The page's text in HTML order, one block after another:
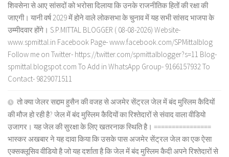
शिवसेना से आए सांसदों को भरोसा दिलाया कि उनके राजनीतिक हितों की रक्षा की
जाएगी। यानी वर्ष 2029 में होने वाले लोकसभा के चुनाव में यह सभी सांसद भाजपा के
उम्मीदवार होंगे। S.P.MITTAL BLOGGER ( 08-08-2026) Website-
www.spmittal.in Facebook Page- www.facebook.com/SPMittalblog
Follow me on Twitter- https://twitter.com/spmittalblogger?s=11 Blog-
spmittal.blogspot.com To Add in WhatsApp Group- 9166157932 To
Contact- 9829071511
तो क्या जेलर सद्दाम हुसैन की वजह से अजमेर सेंट्रल जेल में बंद मुस्लिम कैदियों
की मौज हो रही है? जेल में बंद मुस्लिम कैदियों का रिश्तेदारों से संवाद वाला वीडियो
उजागर। यह जेल की सुरक्षा के लिए खतरनाक स्थिति है। ================
भास्कर अखबार ने यह दावा किया कि उसके पास अजमेर सेंट्रल जेल का एक ऐसा
एक्सक्लूसिव वीडियो है जो यह दर्शाता है कि जेल में बंद मुस्लिम कैदी अपने रिश्तेदारों से